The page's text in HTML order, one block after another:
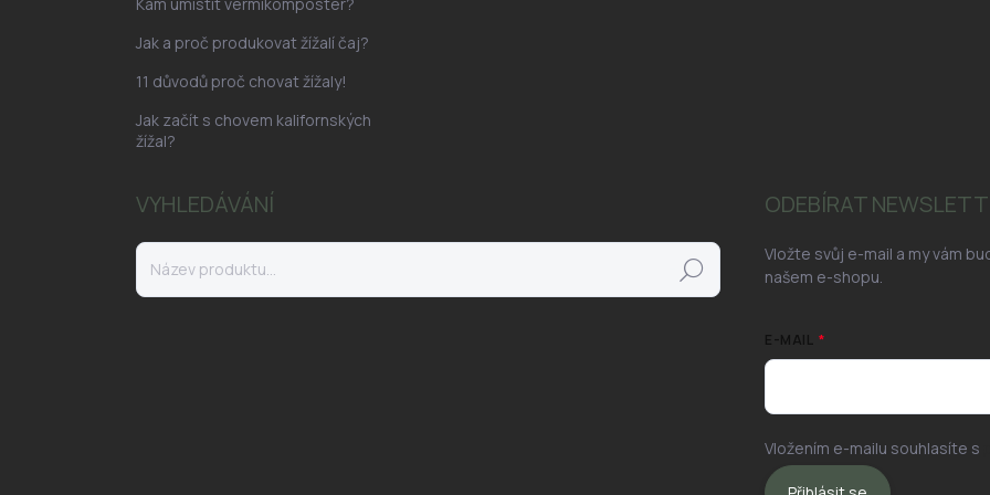
Jak a proč produkovat žížalí čaj?
11 důvodů proč chovat žížaly!
Jak začít s chovem kalifornských
žížal?
VYHLEDÁVÁNÍ
Hledat
ODEBÍRAT
Vložte svůj e-mail a my vám
našem e-shopu.
E-MAIL
Vložením e-mailu souhlasíte s